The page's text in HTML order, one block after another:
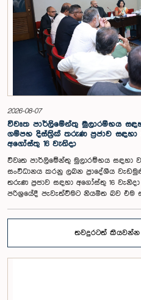
ප්‍රකාශ කිරීමේ පහසුකම් සැලසීම
විය. එමෙන්ම විදේශගත ශ්‍රී
වන යෝජනා පිළිබඳව ද සලකා බැලුණු
පරිපාලනමය ප්‍රතිපාදන පිළිබඳ වැඩිදුර
අවධාරණය කෙරිණි.කාරක සභාව
ලැබී ඇති යෝජනා 31 සහ පූර්ව
විශ්ලේෂණය කර ප්‍රායෝගික නිර්දේශ
අතර, එම නිර්දේශ සමාලෝචනය කිරීම
සභාව තීරණය කළේය.මෙම රැස්වීමට
ආචාර්ය උපාලි පන්නිලගේ මහතා සහ
කරුණානායක, රුවන්තිලක ජයකොඩි
මහත්වරු සහභාගී වූහ.
2026-08-07
විවෘත පාර්ලිමේන්තු මුලාරම්භය
ගම්පහ දිස්ත්‍රික් තරුණ ප්‍රජාව
අගෝස්තු 16 වැනිදා
විවෘත පාර්ලිමේන්තු මුලාරම්භය සඳහා
සංවිධානය කරනු ලබන ප්‍රාදේශීය
තරුණ ප්‍රජාව සඳහා අගෝස්තු 16
පරිශ්‍රයේදී පැවැත්වීමට නියමිත බව
සහභාගීත්වයෙන් විවෘත පාර්ලිමේන්තු
අරමුණින් මෙම වැඩමුළු මාලාව
මන්ත්‍රීවරු මෙන්ම ගම්පහ දිස්ත්‍රික්
තවදුරටත් කියවන්න